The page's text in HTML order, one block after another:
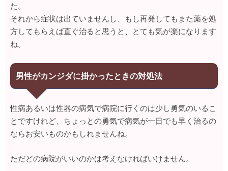
た。
それから症状は出ていませんし、もし再発してもまた薬を処
方してもらえば直ぐ治ると思うと、とても気が楽になります
ね。
男性がカンジダに掛かったときの対処法
性病あるいは性器の病気で病院に行くのは少し勇気のいるこ
とですけれど、ちょっとの勇気で病気が一日でも早く治るの
ならお安いものかもしれませんね。
ただどの病院がいいのかは考えなければいけません。